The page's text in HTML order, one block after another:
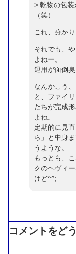
> 乾物の包
（笑）
これ、分か
それでも、
よねー。
運用が面倒臭
なんかこう
と、ファイ
たちが完成
よね。
定期的に見
ら」と中身
うような。
もっとも、
クのヘヴィ
けど^^;
コメントをど